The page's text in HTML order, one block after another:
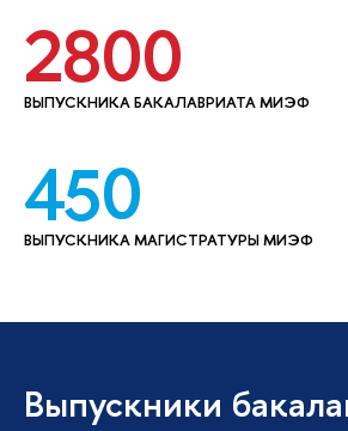
2800
ВЫПУСКНИКА БАКАЛАВРИАТА МИЭФ
450
ВЫПУСКНИКА МАГИСТРАТУРЫ МИЭФ
Выпускники